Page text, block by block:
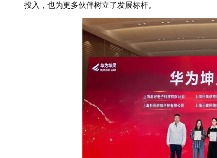
投入，也为更多伙伴树立了发展标杆。